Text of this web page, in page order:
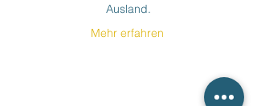
Ausland.
Mehr erfahren